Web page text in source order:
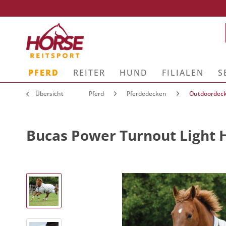
PFERD REITER HUND FILIALEN
Übersicht Pferd Pferdedecken
Bucas Power Turnout Light